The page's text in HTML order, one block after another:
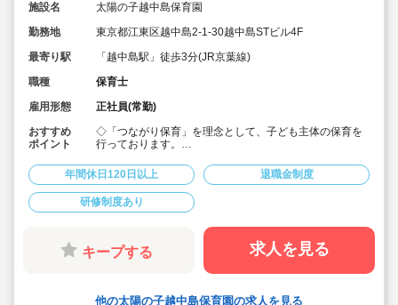
施設名
太陽の子越中島保育園
勤務地
東京都江東区越中島2-1-30越中島STビル4F
最寄り駅
「越中島駅」徒歩3分(JR京葉線)
職種
保育士
雇用形態
正社員(常勤)
おすすめ
ポイント
◇「つながり保育」を理念として、子ども主体の保育を
行っております。
あり♪
◇残業ゼロ推進 / 持ち帰り残業禁止 / 残業代は1分単位で
支給！
◇年間休日123日から / プライベートも充実 / 12連休取得
◇多彩なキャリアアップ研修 / 年間100以上実施 / 充実し
たバックアップ！
年間休日120日以上 退職金制度
研修制度あり
キープする 求人を見る
他の太陽の子越中島保育園の求人を見る